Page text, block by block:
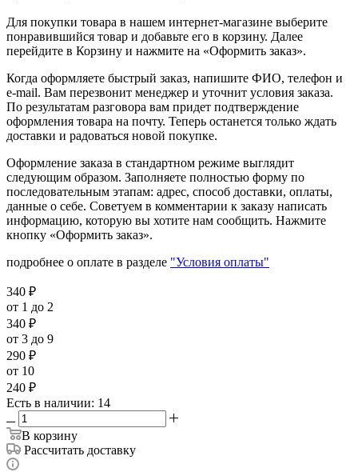
Для покупки товара в нашем интернет-магазине выберите
понравившийся товар и добавьте его в корзину. Далее
перейдите в Корзину и нажмите на «Оформить заказ».
Когда оформляете быстрый заказ, напишите ФИО, телефон и
e-mail. Вам перезвонит менеджер и уточнит условия заказа.
По результатам разговора вам придет подтверждение
оформления товара на почту. Теперь останется только ждать
доставки и радоваться новой покупке.
Оформление заказа в стандартном режиме выглядит
следующим образом. Заполняете полностью форму по
последовательным этапам: адрес, способ доставки, оплаты,
данные о себе. Советуем в комментарии к заказу написать
информацию, которую вы хотите нам сообщить. Нажмите
кнопку «Оформить заказ».
подробнее о оплате в разделе "Условия оплаты"
340 ₽
от 1 до 2
340 ₽
от 3 до 9
290 ₽
от 10
240 ₽
Есть в наличии: 14
В корзину
Рассчитать доставку